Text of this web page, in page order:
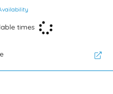
times